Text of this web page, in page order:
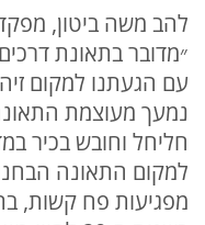
להב משה ביטון,
״מדובר בתאונת
עם הגעתנו למקום
נמעך מעוצמת
חליחל וחובש בכיר
מפגיעות פח קשות,